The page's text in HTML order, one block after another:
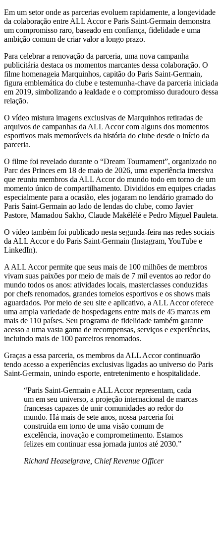
Em um setor onde as parcerias evoluem rapidamente, a longevidade
da colaboração entre ALL Accor e Paris Saint-Germain demonstra
um compromisso raro, baseado em confiança, fidelidade e uma
ambição comum de criar valor a longo prazo.
Para celebrar a renovação da parceria, uma nova campanha
publicitária destaca os momentos marcantes dessa colaboração. O
filme homenageia Marquinhos, capitão do Paris Saint-Germain,
figura emblemática do clube e testemunha-chave da parceria iniciada
em 2019, simbolizando a lealdade e o compromisso duradouro dessa
relação.
O vídeo mistura imagens exclusivas de Marquinhos retiradas de
arquivos de campanhas da ALL Accor com alguns dos momentos
esportivos mais memoráveis da história do clube desde o início da
parceria.
O filme foi revelado durante o “Dream Tournament”, organizado no
Parc des Princes em 18 de maio de 2026, uma experiência imersiva
que reuniu membros da ALL Accor do mundo todo em torno de um
momento único de compartilhamento. Divididos em equipes criadas
especialmente para a ocasião, eles jogaram no lendário gramado do
Paris Saint-Germain ao lado de lendas do clube, como Javier
Pastore, Mamadou Sakho, Claude Makélélé e Pedro Miguel Pauleta.
O vídeo também foi publicado nesta segunda-feira nas redes sociais
da ALL Accor e do Paris Saint-Germain (Instagram, YouTube e
LinkedIn).
A ALL Accor permite que seus mais de 100 milhões de membros
vivam suas paixões por meio de mais de 7 mil eventos ao redor do
mundo todos os anos: atividades locais, masterclasses conduzidas
por chefs renomados, grandes torneios esportivos e os shows mais
aguardados. Por meio de seu site e aplicativo, a ALL Accor oferece
uma ampla variedade de hospedagens entre mais de 45 marcas em
mais de 110 países. Seu programa de fidelidade também garante
acesso a uma vasta gama de recompensas, serviços e experiências,
incluindo mais de 100 parceiros renomados.
Graças a essa parceria, os membros da ALL Accor continuarão
tendo acesso a experiências exclusivas ligadas ao universo do Paris
Saint-Germain, unindo esporte, entretenimento e hospitalidade.
“Paris Saint-Germain e ALL Accor representam, cada
um em seu universo, a projeção internacional de marcas
francesas capazes de unir comunidades ao redor do
mundo. Há mais de sete anos, nossa parceria foi
construída em torno de uma visão comum de
excelência, inovação e comprometimento. Estamos
felizes em continuar essa jornada juntos até 2030.”
Richard Heaselgrave, Chief Revenue Officer